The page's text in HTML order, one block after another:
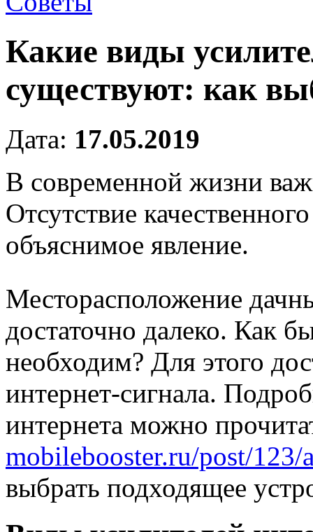
Какие виды
существуют: как
Дата: 17.05.2019
В современной жизни
Отсутствие
объяснимое явление.
Месторасположение
достаточно далеко. Как
необходим? Для этого
интернет-сигнала.
интернета можно
mobilebooster.ru/post/
выбрать подходящее